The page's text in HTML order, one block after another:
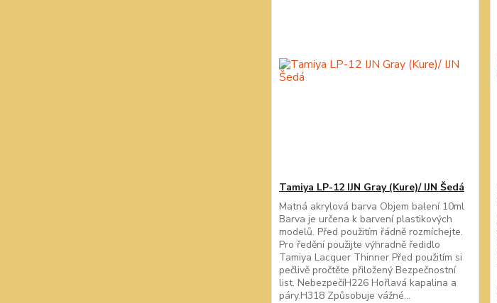
Tamiya LP-12 IJN Gray (Kure)/ IJN Šedá
Matná akrylová barva Objem balení 10ml
Barva je určena k barvení plastikových
modelů. Před použitím řádně rozmíchejte.
Pro ředění použijte výhradně ředidlo
Tamiya Lacquer Thinner Před použitím si
pečlivě pročtěte přiložený Bezpečnostní
list. NebezpečíH226 Hořlavá kapalina a
páry.H318 Způsobuje vážné...